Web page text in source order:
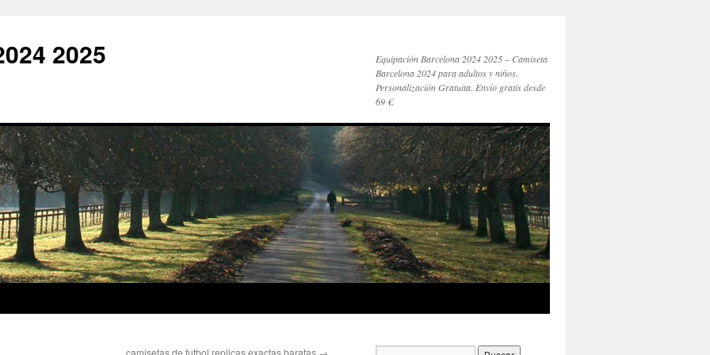
2025
Equipación Barcelona 2024 2025 – Camiseta
Barcelona 2024 para adultos y niños.
Personalización Gratuita. Envío gratis desde
69 €.
camisetas de futbol replicas exactas baratas →